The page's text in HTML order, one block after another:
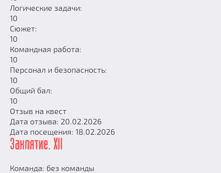
Логические задачи:
10
Сюжет:
10
Командная работа:
10
Персонал и безопасность:
10
Общий бал:
10
Отзыв на квест
Дата отзыва: 20.02.2026
Дата посещения: 18.02.2026
Заклятие. XII
Команда: без команды